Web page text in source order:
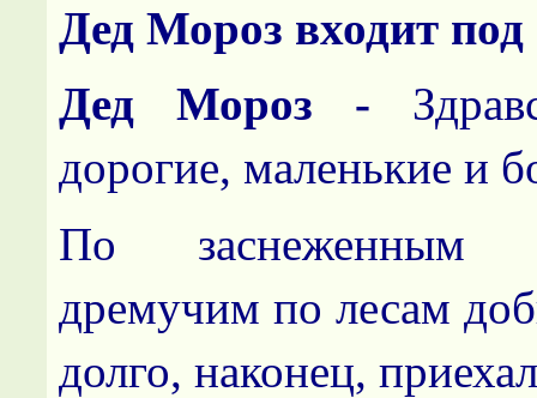
Дед Мороз входит
Дед Мороз -
дорогие, маленькие и
По заснеженным
дремучим по лесам
долго, наконец,